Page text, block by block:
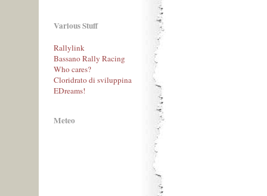
Various Stuff
Rallylink
Bassano Rally Racing
Who cares?
Cloridrato di sviluppina
EDreams!
Meteo